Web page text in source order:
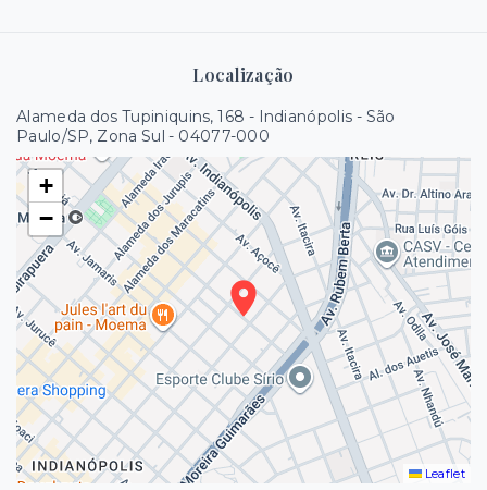
Localização
Alameda dos Tupiniquins, 168 - Indianópolis - São
Paulo/SP, Zona Sul - 04077-000
+
−
Leaflet